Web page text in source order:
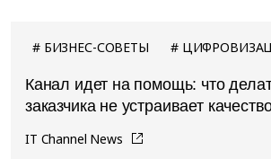
БИЗНЕС-СОВЕТЫ
Канал идет на помощь: что
заказчика не устраивает
IT Channel News